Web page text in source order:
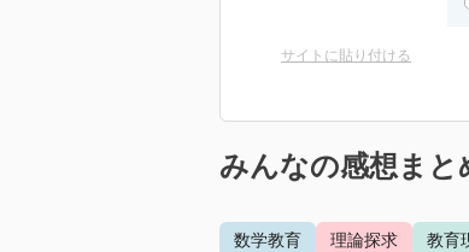
サイトに貼り付ける
みんなの感想まと
数学教育 理論探求 教育